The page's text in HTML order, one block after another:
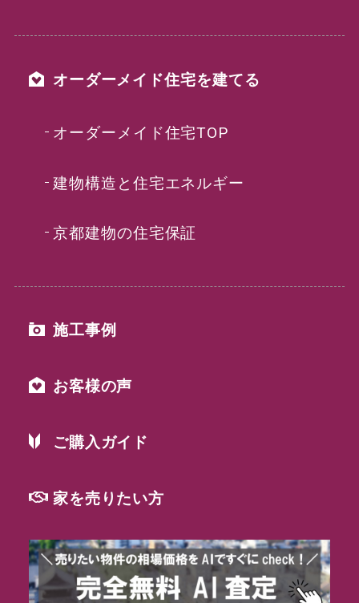
オーダーメイド住宅を建てる
オーダーメイド住宅TOP
建物構造と住宅エネルギー
京都建物の住宅保証
施工事例
お客様の声
ご購入ガイド
家を売りたい方